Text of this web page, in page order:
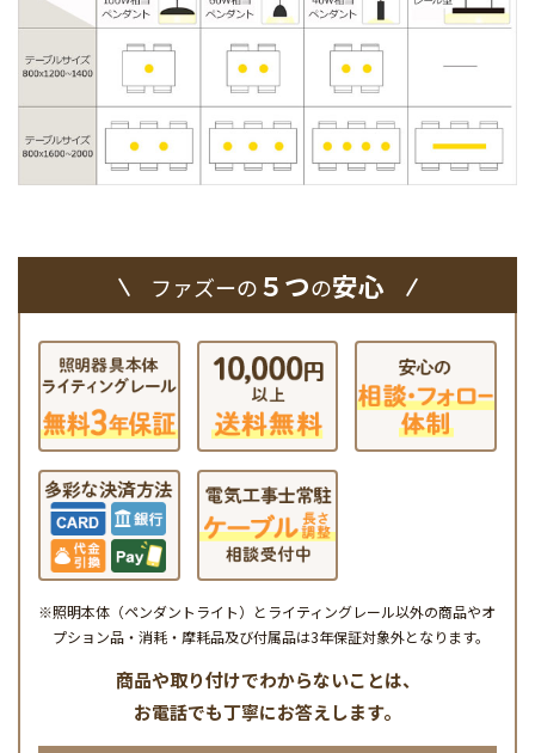
ファズーの５つの安心
※照明本体（ペンダントライト）とライティングレール以外の商品やオ
プション品・消耗・摩耗品及び付属品は3年保証対象外となります。
商品や取り付けでわからないことは、
お電話でも丁寧にお答えします。